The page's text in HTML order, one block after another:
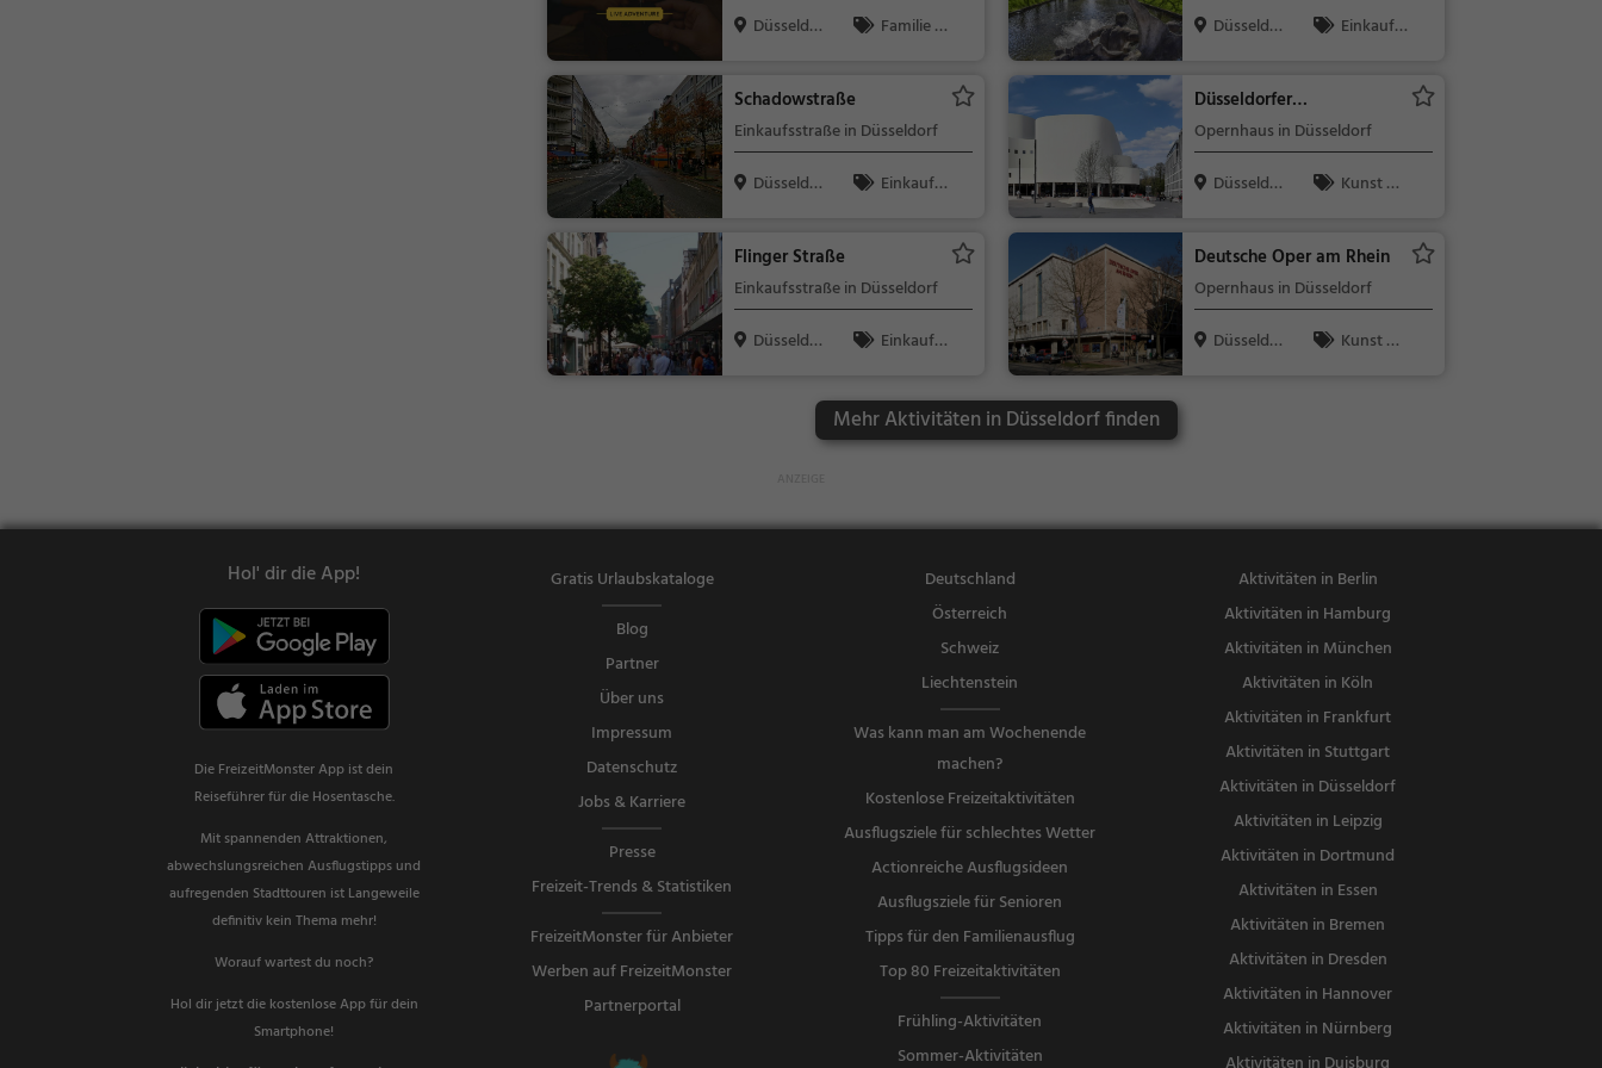
Düsseldor
Familie &
Düsseldor
Einkaufe
Schadowstraße
Einkaufsstraße in Düsseldorf
Düsseldor
Einkaufe
Düsseldorfer
Schauspielhaus
Opernhaus in Düsseldorf
Düsseldor
Kunst &
it
Flinger Straße
Einkaufsstraße in Düsseldorf
Düsseldor
Einkaufe
g
Deutsche Oper am Rhein
Opernhaus in Düsseldorf
Düsseldor
Kunst &
Mehr Aktivitäten in Düsseldorf finden
Hol' dir die App!
Die FreizeitMonster App ist dein
Reiseführer für die Hosentasche.
Mit spannenden Attraktionen,
abwechslungsreichen Ausflugstipps und
aufregenden Stadttouren ist Langeweile
definitiv kein Thema mehr!
Worauf wartest du noch?
Hol dir jetzt die kostenlose App für dein
Smartphone!
Gratis Urlaubskataloge
Blog
Partner
Über uns
Impressum
Datenschutz
Jobs & Karriere
Presse
Freizeit-Trends & Statistiken
FreizeitMonster für Anbieter
Werben auf FreizeitMonster
Partnerportal
Deutschland
Österreich
Schweiz
Liechtenstein
Was kann man am Wochenende
machen?
Kostenlose Freizeitaktivitäten
Ausflugsziele für schlechtes Wetter
Actionreiche Ausflugsideen
Ausflugsziele für Senioren
Tipps für den Familienausflug
Top 80 Freizeitaktivitäten
Frühling-Aktivitäten
Sommer-Aktivitäten
Aktivitäten in Berlin
Aktivitäten in Hamburg
Aktivitäten in München
Aktivitäten in Köln
Aktivitäten in Frankfurt
Aktivitäten in Stuttgart
Aktivitäten in Düsseldorf
Aktivitäten in Leipzig
Aktivitäten in Dortmund
Aktivitäten in Essen
Aktivitäten in Bremen
Aktivitäten in Dresden
Aktivitäten in Hannover
Aktivitäten in Nürnberg